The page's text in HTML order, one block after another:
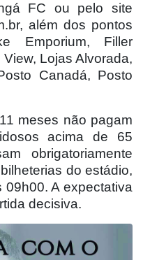
FC ou pelo site
além dos pontos
Emporium, Filler
Lojas Alvorada,
Canadá, Posto
meses não pagam
acima de 65
obrigatoriamente
do estádio,
09h00. A expectativa
decisiva.